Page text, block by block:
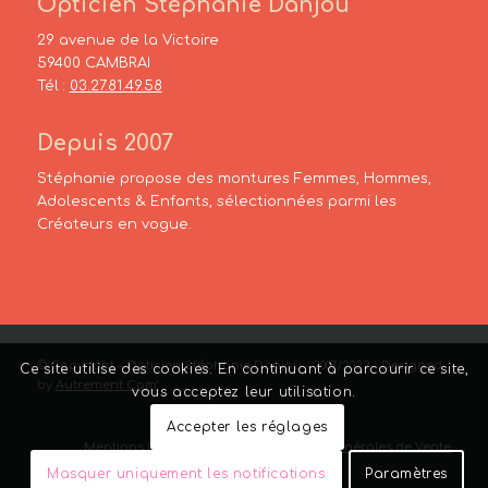
29 avenue de la Victoire
59400 CAMBRAI
Tél : 03.27.81.49.58
Depuis 2007
Stéphanie propose des montures Femmes, Hommes,
Adolescents & Enfants, sélectionnées parmi les
Créateurs en vogue.
© Copyright – Opticien Stéphanie Danjou – 2007/2022 – Designed
by Autrement Com’
Mentions Légales Conditions Générales de Vente
Ce site utilise des cookies. En continuant à parcourir ce site,
vous acceptez leur utilisation.
Accepter les réglages
Masquer uniquement les notifications Paramètres